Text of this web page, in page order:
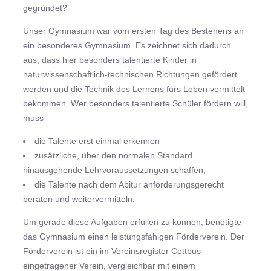
gegründet?
Unser Gymnasium war vom ersten Tag des Bestehens an
ein besonderes Gymnasium. Es zeichnet sich dadurch
aus, dass hier besonders talentierte Kinder in
naturwissenschaftlich-technischen Richtungen gefördert
werden und die Technik des Lernens fürs Leben vermittelt
bekommen. Wer besonders talentierte Schüler fördern will,
muss
die Talente erst einmal erkennen
zusätzliche, über den normalen Standard
hinausgehende Lehrvoraussetzungen schaffen,
die Talente nach dem Abitur anforderungsgerecht
beraten und weitervermitteln.
Um gerade diese Aufgaben erfüllen zu können, benötigte
das Gymnasium einen leistungsfähigen Förderverein. Der
Förderverein ist ein im Vereinsregister Cottbus
eingetragener Verein, vergleichbar mit einem